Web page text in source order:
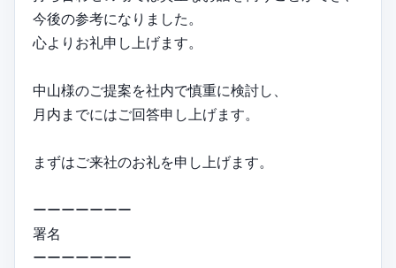
今後の参考になりました。
心よりお礼申し上げます。
中山様のご提案を社内で慎重に検討し、
月内までにはご回答申し上げます。
まずはご来社のお礼を申し上げます。
ーーーーーーー
署名
ーーーーーーー